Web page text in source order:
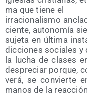
ma que tie­ne el
irra­cio­na­lis­mo
cien­te, auto­no­mía
suje­ta en últi­ma
dic­cio­nes socia­les y
la lucha de cla­ses
des­pre­ciar por­que,
verá, se con­vier­te
manos de la